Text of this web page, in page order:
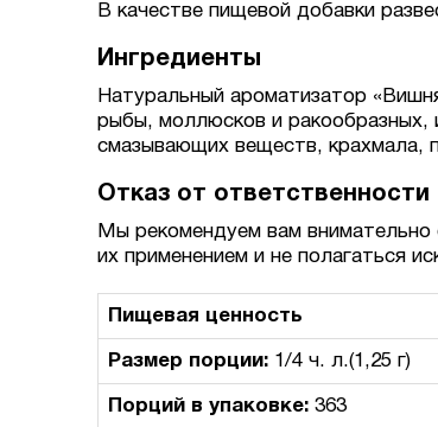
В качестве пищевой добавки
Ингредиенты
Натуральный ароматизатор
рыбы, моллюсков и ракообразных,
смазывающих веществ, крахмала,
Отказ от ответственности
Мы рекомендуем вам внимательно
их применением и не полагаться
Пищевая ценность
Размер порции: 1/4 ч. л.(1,25 г)
Порций в упаковке: 363